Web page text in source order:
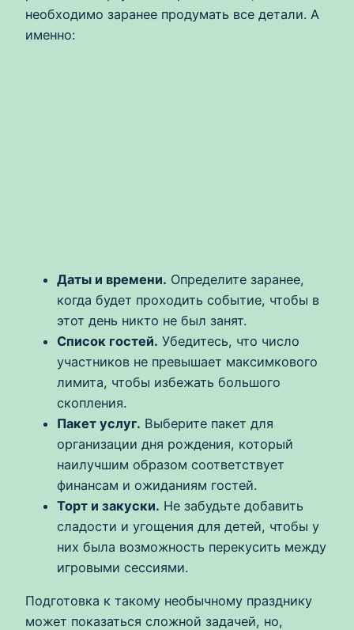
необходимо заранее продумать все детали. А
именно:
Даты и времени. Определите заранее,
когда будет проходить событие, чтобы в
этот день никто не был занят.
Список гостей. Убедитесь, что число
участников не превышает максимкового
лимита, чтобы избежать большого
скопления.
Пакет услуг. Выберите пакет для
организации дня рождения, который
наилучшим образом соответствует
финансам и ожиданиям гостей.
Торт и закуски. Не забудьте добавить
сладости и угощения для детей, чтобы у
них была возможность перекусить между
игровыми сессиями.
Подготовка к такому необычному празднику
может показаться сложной задачей, но,